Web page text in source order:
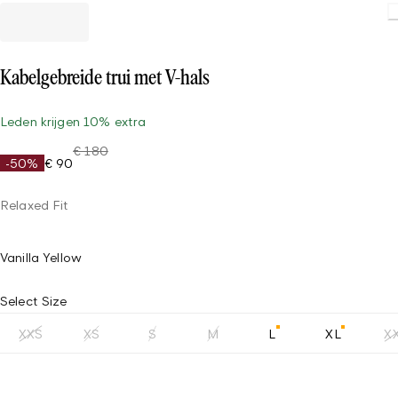
Kabelgebreide trui met V-hals
Leden krijgen 10% extra
-50% € 90
€ 180
Relaxed Fit
Vanilla Yellow
Select Size
XXS XS S M L XL